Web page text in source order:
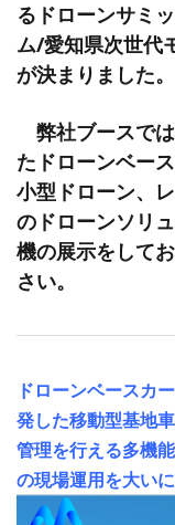
るドローンサミ
ム/愛知県次世代
が決まりました。
弊社ブースで
たドローンベー
小型ドローン、
のドローンソリ
機の展示をして
さい。
ドローンベースカ
発した移動型基地
管理を行える多機
の現場運用を大いに